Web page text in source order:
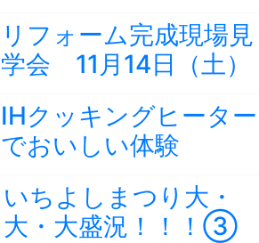
リフォーム完成現場見
学会 11月14日（土）
IHクッキングヒーター
でおいしい体験
いちよしまつり大・
大・大盛況！！！③